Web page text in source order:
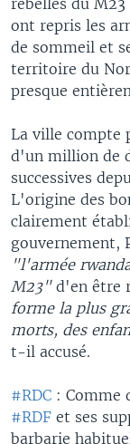
ont repris les
de sommeil et
territoire du
presque
La ville compte
d'un million de
successives
L'origine des
clairement
gouvernement,
"l'armée
M23" d'en être
forme la plus
morts, des
t-il accusé.
#RDC : Comme
#RDF et ses
barbarie